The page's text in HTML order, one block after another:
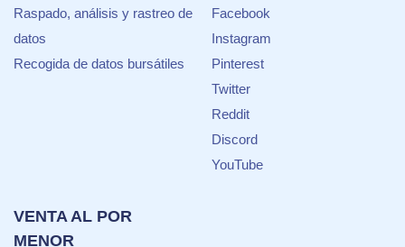
Raspado, análisis y rastreo de
datos
Recogida de datos bursátiles
Facebook
Instagram
Pinterest
Twitter
Reddit
Discord
YouTube
VENTA AL POR
MENOR